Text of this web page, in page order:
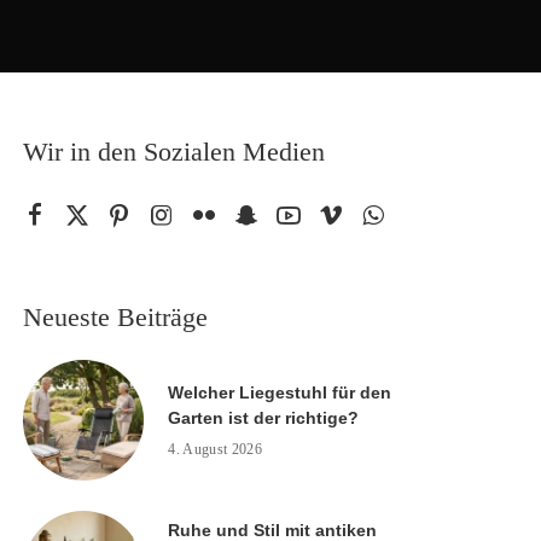
Wir in den Sozialen Medien
Neueste Beiträge
Welcher Liegestuhl für den
Garten ist der richtige?
4. August 2026
Ruhe und Stil mit antiken